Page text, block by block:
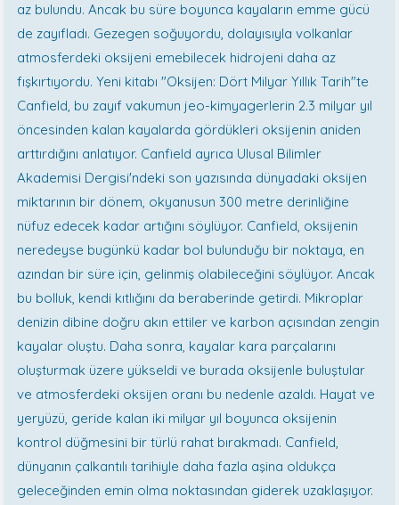
az bulundu. Ancak bu süre boyunca kayaların emme gücü
de zayıfladı. Gezegen soğuyordu, dolayısıyla volkanlar
atmosferdeki oksijeni emebilecek hidrojeni daha az
fışkırtıyordu. Yeni kitabı "Oksijen: Dört Milyar Yıllık Tarih"te
Canfield, bu zayıf vakumun jeo-kimyagerlerin 2.3 milyar yıl
öncesinden kalan kayalarda gördükleri oksijenin aniden
arttırdığını anlatıyor. Canfield ayrıca Ulusal Bilimler
Akademisi Dergisi'ndeki son yazısında dünyadaki oksijen
miktarının bir dönem, okyanusun 300 metre derinliğine
nüfuz edecek kadar artığını söylüyor. Canfield, oksijenin
neredeyse bugünkü kadar bol bulunduğu bir noktaya, en
azından bir süre için, gelinmiş olabileceğini söylüyor. Ancak
bu bolluk, kendi kıtlığını da beraberinde getirdi. Mikroplar
denizin dibine doğru akın ettiler ve karbon açısından zengin
kayalar oluştu. Daha sonra, kayalar kara parçalarını
oluşturmak üzere yükseldi ve burada oksijenle buluştular
ve atmosferdeki oksijen oranı bu nedenle azaldı. Hayat ve
yeryüzü, geride kalan iki milyar yıl boyunca oksijenin
kontrol düğmesini bir türlü rahat bırakmadı. Canfield,
dünyanın çalkantılı tarihiyle daha fazla aşina oldukça
geleceğinden emin olma noktasından giderek uzaklaşıyor.